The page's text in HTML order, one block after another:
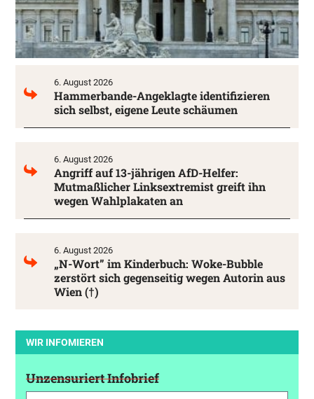
6. August 2026
Hammerbande-Angeklagte identifizieren
sich selbst, eigene Leute schäumen
6. August 2026
Angriff auf 13-jährigen AfD-Helfer:
Mutmaßlicher Linksextremist greift ihn
wegen Wahlplakaten an
6. August 2026
„N-Wort” im Kinderbuch: Woke-Bubble
zerstört sich gegenseitig wegen Autorin aus
Wien (†)
WIR INFOMIEREN
Unzensuriert Infobrief